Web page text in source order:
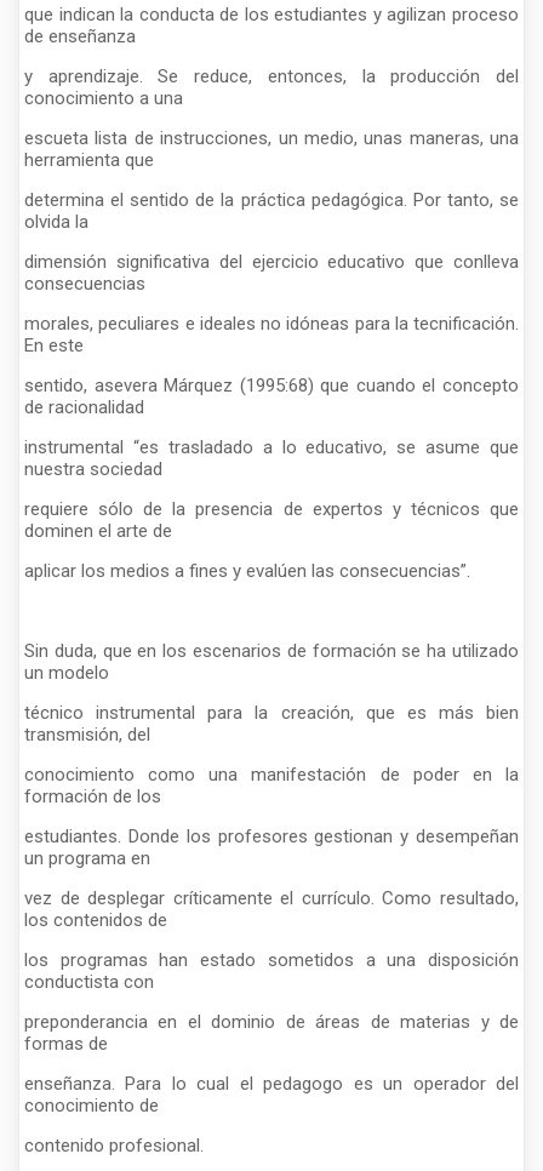
que indican la conducta de los estudiantes y agilizan proceso
de enseñanza
y aprendizaje. Se reduce, entonces, la producción del
conocimiento a una
escueta lista de instrucciones, un medio, unas maneras, una
herramienta que
determina el sentido de la práctica pedagógica. Por tanto, se
olvida la
dimensión significativa del ejercicio educativo que conlleva
consecuencias
morales, peculiares e ideales no idóneas para la tecnificación.
En este
sentido, asevera Márquez (1995:68) que cuando el concepto
de racionalidad
instrumental “es trasladado a lo educativo, se asume que
nuestra sociedad
requiere sólo de la presencia de expertos y técnicos que
dominen el arte de
aplicar los medios a fines y evalúen las consecuencias”.
Sin duda, que en los escenarios de formación se ha utilizado
un modelo
técnico instrumental para la creación, que es más bien
transmisión, del
conocimiento como una manifestación de poder en la
formación de los
estudiantes. Donde los profesores gestionan y desempeñan
un programa en
vez de desplegar críticamente el currículo. Como resultado,
los contenidos de
los programas han estado sometidos a una disposición
conductista con
preponderancia en el dominio de áreas de materias y de
formas de
enseñanza. Para lo cual el pedagogo es un operador del
conocimiento de
contenido profesional.